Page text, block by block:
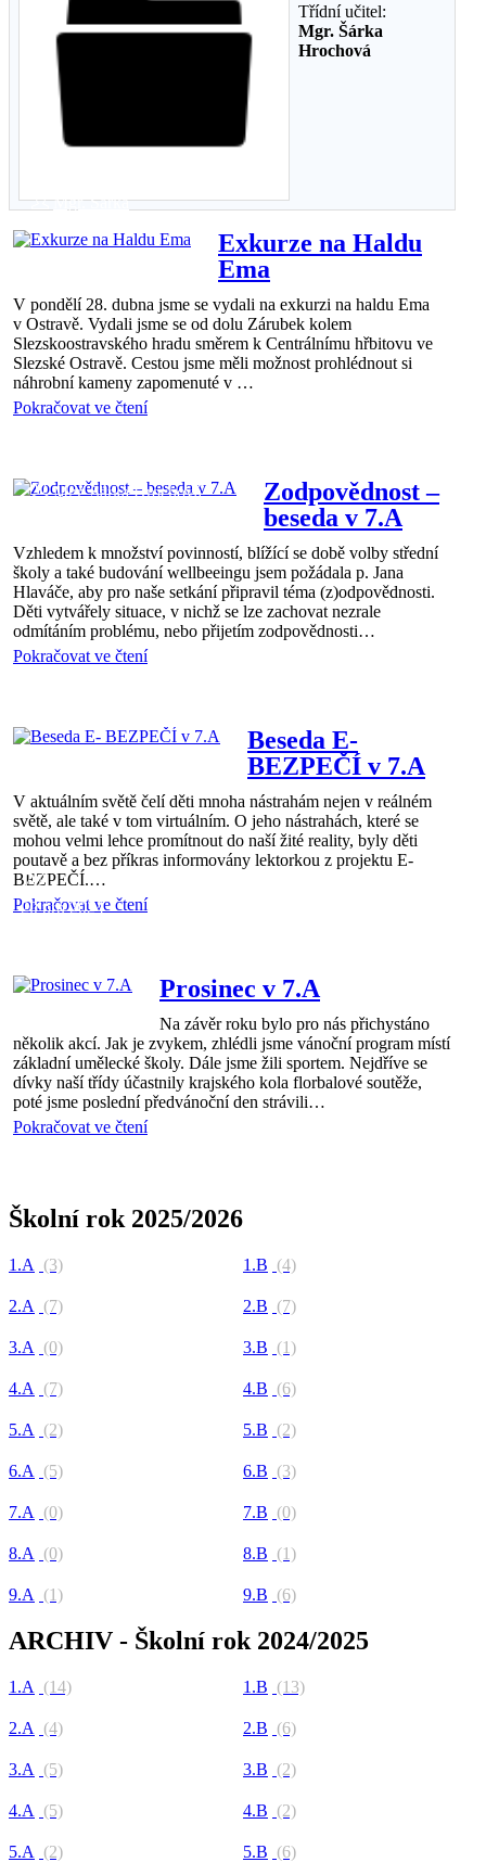
Třídní učitel:
Mgr. Šárka
Hrochová
Mgr. Šárka
Exkurze na Haldu
Ema
V pondělí 28. dubna jsme se vydali na exkurzi na haldu Ema
v Ostravě. Vydali jsme se od dolu Zárubek kolem
Slezskoostravského hradu směrem k Centrálnímu hřbitovu ve
Slezské Ostravě. Cestou jsme měli možnost prohlédnout si
náhrobní kameny zapomenuté v …
Pokračovat ve čtení
Mgr. Šárka Hrochová
Zodpovědnost –
beseda v 7.A
Vzhledem k množství povinností, blížící se době volby střední
školy a také budování wellbeeingu jsem požádala p. Jana
Hlaváče, aby pro naše setkání připravil téma (z)odpovědnosti.
Děti vytvářely situace, v nichž se lze zachovat nezrale
odmítáním problému, nebo přijetím zodpovědnosti…
Pokračovat ve čtení
7.A
Beseda E-
BEZPEČÍ v 7.A
V aktuálním světě čelí děti mnoha nástrahám nejen v reálném
světě, ale také v tom virtuálním. O jeho nástrahách, které se
mohou velmi lehce promítnout do naší žité reality, byly děti
poutavě a bez příkras informovány lektorkou z projektu E-
BEZPEČÍ.…
Pokračovat ve čtení
7.A
20 pro 2024
Prosinec v 7.A
Na závěr roku bylo pro nás přichystáno
několik akcí. Jak je zvykem, zhlédli jsme vánoční program místí
základní umělecké školy. Dále jsme žili sportem. Nejdříve se
dívky naší třídy účastnily krajského kola florbalové soutěže,
poté jsme poslední předvánoční den strávili…
Pokračovat ve čtení
Školní rok 2025/2026
1.A (3) 1.B (4)
2.A (7) 2.B (7)
3.A (0) 3.B (1)
4.A (7) 4.B (6)
5.A (2) 5.B (2)
6.A (5) 6.B (3)
7.A (0) 7.B (0)
8.A (0) 8.B (1)
9.A (1) 9.B (6)
ARCHIV - Školní rok 2024/2025
1.A (14) 1.B (13)
2.A (4) 2.B (6)
3.A (5) 3.B (2)
4.A (5) 4.B (2)
5.A (2) 5.B (6)